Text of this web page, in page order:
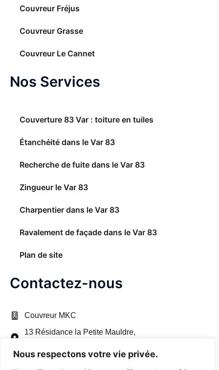
Nous respectons votre vie privée.
Couvreur Fréjus
Couvreur Grasse
Couvreur Le Cannet
Nos Services
Couverture 83 Var : toiture en tuiles
Étanchéité dans le Var 83
Recherche de fuite dans le Var 83
Zingueur le Var 83
Charpentier dans le Var 83
Ravalement de façade dans le Var 83
Plan de site
Contactez-nous
Couvreur MKC
13 Résidance la Petite Mauldre,
+33 6 22 18 39 01